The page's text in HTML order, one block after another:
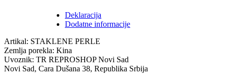
Deklaracija
Dodatne informacije
Artikal: STAKLENE PERLE
Zemlja porekla: Kina
Uvoznik: TR REPROSHOP Novi Sad
Novi Sad, Cara Dušana 38, Republika Srbija